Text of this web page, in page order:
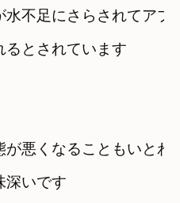
不足にさらされてアプ
るとされています
が悪くなることもいとわ
深いです